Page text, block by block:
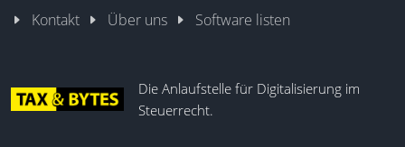
Kontakt Über uns Software listen
Die Anlaufstelle für Digitalisierung im
Steuerrecht.